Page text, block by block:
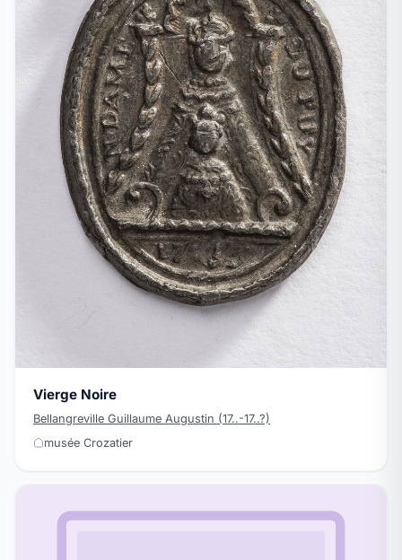
Vierge Noire
Bellangreville Guillaume Augustin (17..-17..?)
musée Crozatier